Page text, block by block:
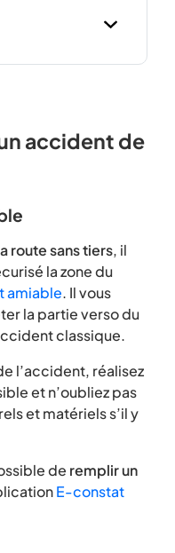
accident de
route sans tiers, il
la zone du
amiable. Il vous
la partie verso du
classique.
l’accident, réalisez
et n’oubliez pas
et matériels s’il y
de remplir un
E-constat